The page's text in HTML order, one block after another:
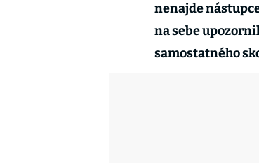
nenajde
na sebe
samostatného